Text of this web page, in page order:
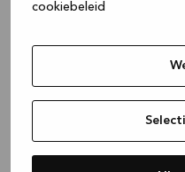
cookiebeleid